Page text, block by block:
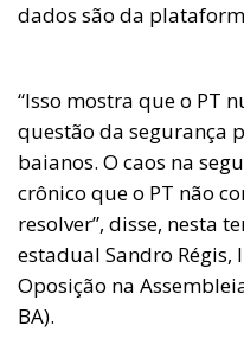
dados são da
“Isso mostra que o PT
questão da segurança
baianos. O caos na
crônico que o PT não
resolver”, disse, nesta
estadual Sandro
Oposição na
BA).